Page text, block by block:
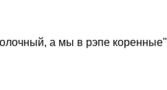
а мы в рэпе коренные"